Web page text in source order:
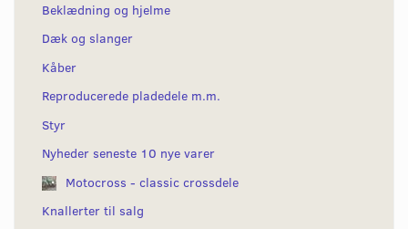
Beklædning og hjelme
Dæk og slanger
Kåber
Reproducerede pladedele m.m.
Styr
Nyheder seneste 10 nye varer
Motocross - classic crossdele
Knallerter til salg